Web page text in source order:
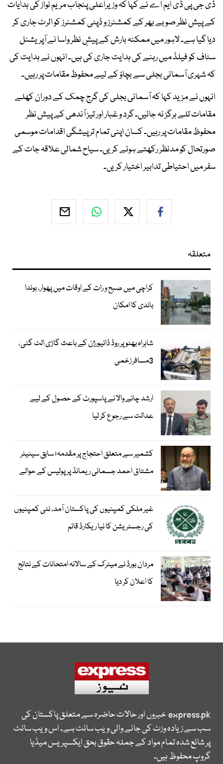
ڈی جی پی ڈی ایم اے نے کہا کہ وزیراعلیٰ پنجاب مریم نواز کی ہدایات
کے پیش نظر صوبے بھر کے کمشنرز و ڈپٹی کمشنرز کو الرٹ جاری کر
دیا گیا ہے۔ لاہور میں ممکنہ بارش کے پیشِ نظر واسا نے آپریشنل
سٹاف کو فیلڈ میں رہنے کی ہدایت جاری کی ہیں۔ انہوں نے ہدایت کی
کہ شہری آسمانی بجلی سے بچاؤ کے لیے محفوظ مقامات پر رہیں۔
انہوں نے مزید کہا کہ آسمانی بجلی کی گرج چمک کے دوران کھلے
مقامات تلے ہرگز نہ جائیں۔ گرد و غبار اور تیز آندھی کے پیش نظر
محفوظ مقامات پر رہیں۔ کسان اپنی تمام تر پیشگی اقدامات موسمی
صورتحال کو مدنظر رکھتے ہوئے کریں۔ سیاح شمالی علاقہ جات کے
سفر میں احتیاطی تدابیر اختیار کریں۔
متعلقہ
کراچی میں صبح و رات کے اوقات میں پھوار، بوندا
باندی کا امکان
شاہراہ بھٹو پر روڈ ڈائیورژن کے باعث گاڑی الٹ گئی،
3مسافر زخمی
ارشد چائے والا نے پاسپورٹ کے حصول کے لیے
عدالت سے رجوع کر لیا
کشمیر سے متعلق احتجاج پر مقدمہ؛ سابق سینیٹر
مشتاق احمد جسمانی ریمانڈ پر پولیس کے حوالے
غیر ملکی کمپنیوں کی پاکستان آمد، نئی کمپنیوں
کی رجسٹریشن کا نیا ریکارڈ قائم
مردان بورڈ نے میٹرک کے سالانہ امتحانات کے نتائج
کا اعلان کر دیا
express.pkخبروں اور حالات حاضرہ سے متعلق پاکستان کی
سب سے زیادہ وزٹ کی جانے والی ویب سائٹ ہے۔ اس ویب سائٹ
پر شائع شدہ تمام مواد کے جملہ حقوق بحق ایکسپریس میڈیا
گروپ محفوظ ہیں۔